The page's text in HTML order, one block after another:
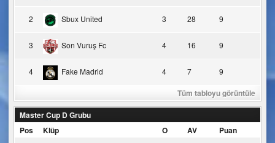
2 Sbux United 3 28 9
3 Son Vuruş Fc 4 16 9
4 Fake Madrid 4 7 9
Tüm tabloyu görüntüle
Master Cup D Grubu
Pos
Klüp O AV Puan